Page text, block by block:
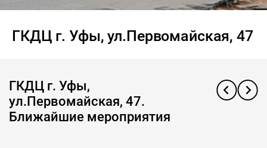
ГКДЦ г. Уфы, ул.Первомайская, 47
ГКДЦ г. Уфы,
ул.Первомайская, 47.
Ближайшие мероприятия